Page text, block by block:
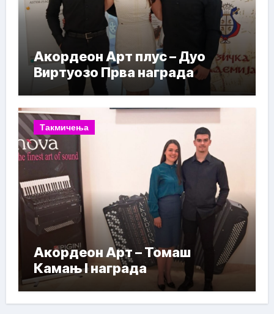
Акордеон Арт плус – Дуо
Виртуозо Прва награда
Такмичења
Акордеон Арт – Томаш
Камањ I награда